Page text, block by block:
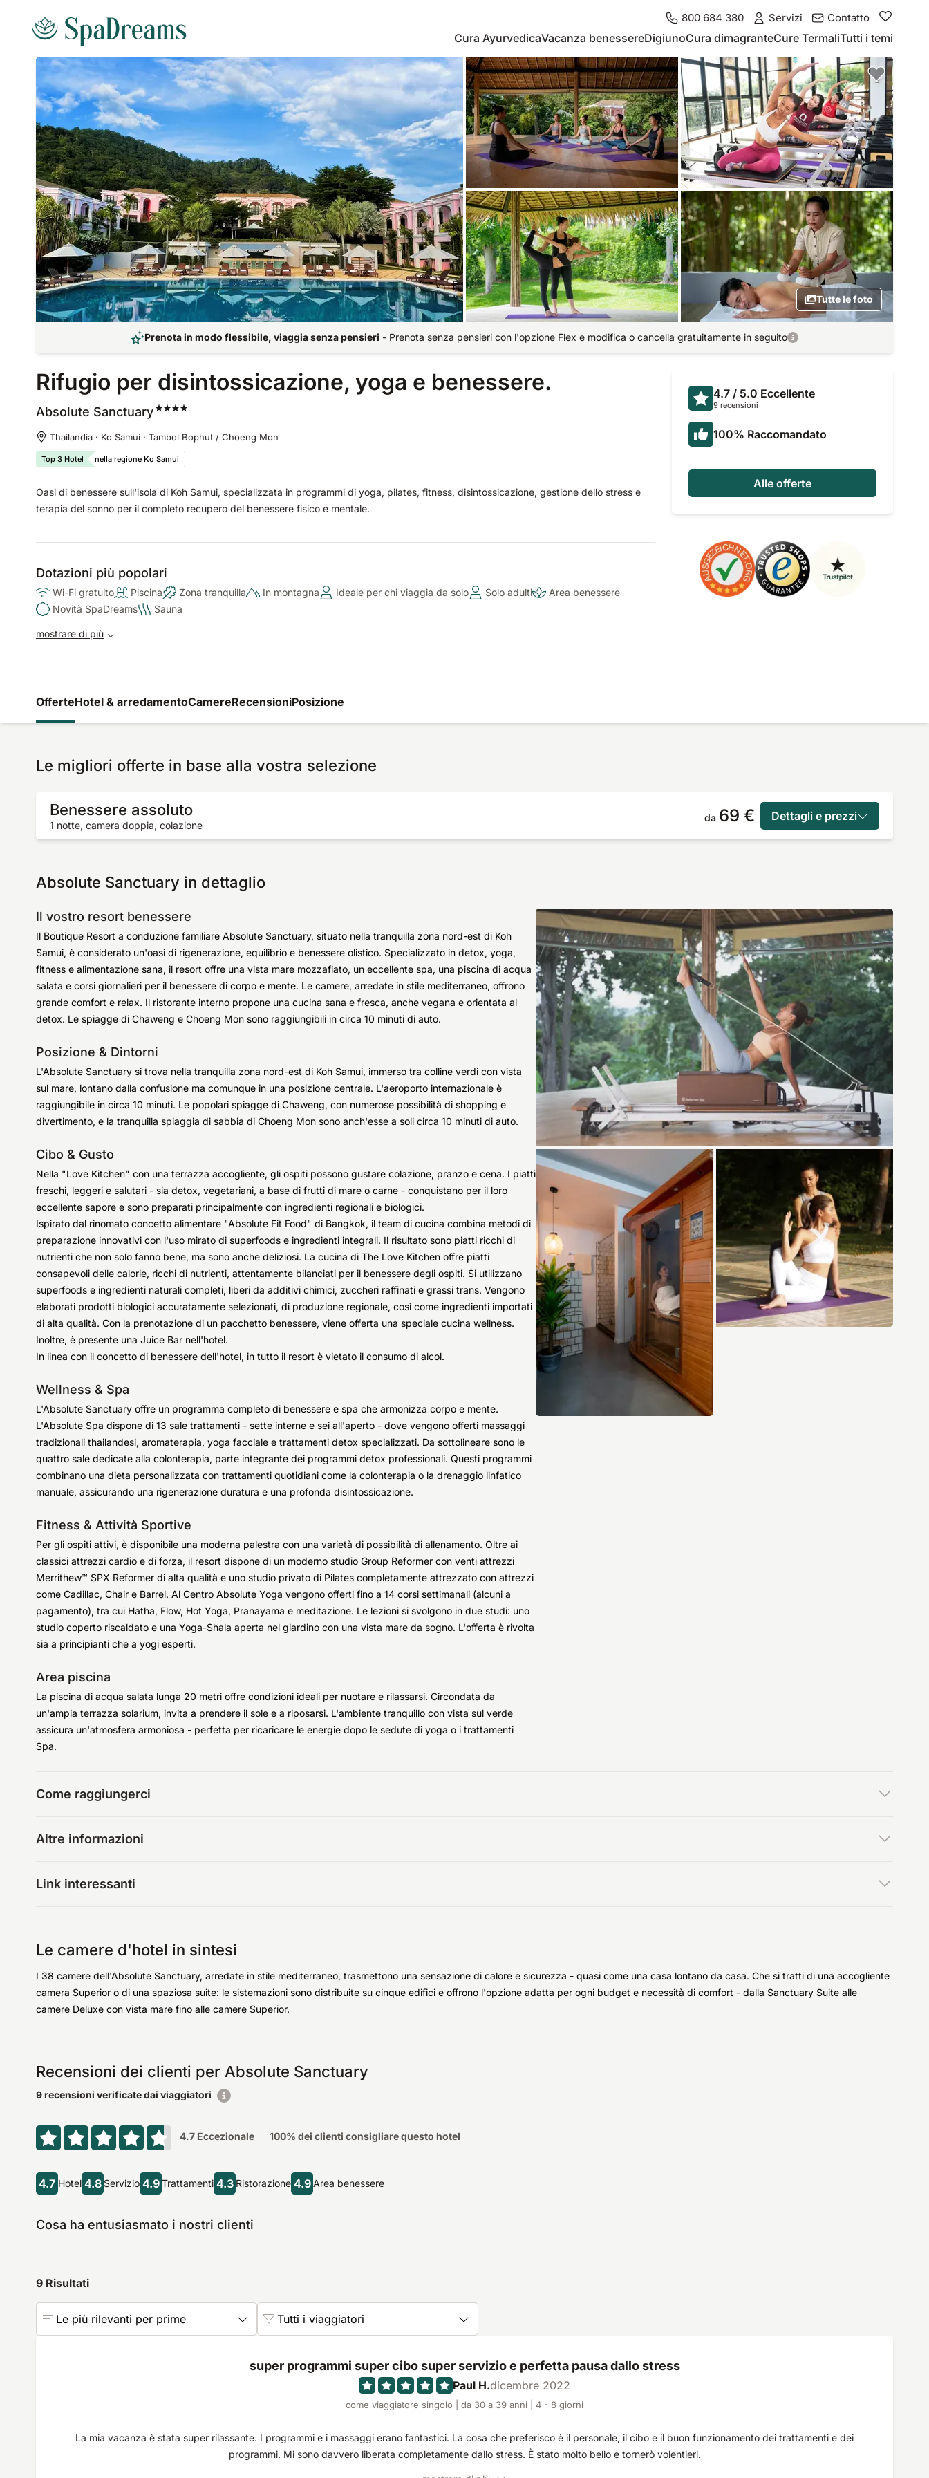
800 684 380 Servizi Contatto
Cura AyurvedicaVacanza benessereDigiunoCura dimagranteCure TermaliTutti i temi
Tutte le foto
Prenota in modo flessibile, viaggia senza pensieri - Prenota senza pensieri con l'opzione Flex e modifica o cancella gratuitamente in seguito
Rifugio per disintossicazione, yoga e benessere.
Absolute Sanctuary
Thailandia · Ko Samui · Tambol Bophut / Choeng Mon
Top 3 Hotel nella regione Ko Samui
4.7 / 5.0 Eccellente
9 recensioni
100% Raccomandato
Alle offerte
Oasi di benessere sull'isola di Koh Samui, specializzata in programmi di yoga, pilates, fitness, disintossicazione, gestione dello stress e
terapia del sonno per il completo recupero del benessere fisico e mentale.
Dotazioni più popolari
Wi-Fi gratuito Piscina Zona tranquilla In montagna Ideale per chi viaggia da solo Solo adulti
Area benessere
Novità SpaDreams
Sauna
mostrare di più
OfferteHotel & arredamentoCamereRecensioniPosizione
Le migliori offerte in base alla vostra selezione
Benessere assoluto
1 notte, camera doppia, colazione
da 69 € Dettagli e prezzi
Absolute Sanctuary in dettaglio
Il vostro resort benessere
Il Boutique Resort a conduzione familiare Absolute Sanctuary, situato nella tranquilla zona nord-est di Koh
Samui, è considerato un'oasi di rigenerazione, equilibrio e benessere olistico. Specializzato in detox, yoga,
fitness e alimentazione sana, il resort offre una vista mare mozzafiato, un eccellente spa, una piscina di acqua
salata e corsi giornalieri per il benessere di corpo e mente. Le camere, arredate in stile mediterraneo, offrono
grande comfort e relax. Il ristorante interno propone una cucina sana e fresca, anche vegana e orientata al
detox. Le spiagge di Chaweng e Choeng Mon sono raggiungibili in circa 10 minuti di auto.
Posizione & Dintorni
L'Absolute Sanctuary si trova nella tranquilla zona nord-est di Koh Samui, immerso tra colline verdi con vista
sul mare, lontano dalla confusione ma comunque in una posizione centrale. L'aeroporto internazionale è
raggiungibile in circa 10 minuti. Le popolari spiagge di Chaweng, con numerose possibilità di shopping e
divertimento, e la tranquilla spiaggia di sabbia di Choeng Mon sono anch'esse a soli circa 10 minuti di auto.
Cibo & Gusto
Nella "Love Kitchen" con una terrazza accogliente, gli ospiti possono gustare colazione, pranzo e cena. I piatti
freschi, leggeri e salutari - sia detox, vegetariani, a base di frutti di mare o carne - conquistano per il loro
eccellente sapore e sono preparati principalmente con ingredienti regionali e biologici.
Ispirato dal rinomato concetto alimentare "Absolute Fit Food" di Bangkok, il team di cucina combina metodi di
preparazione innovativi con l'uso mirato di superfoods e ingredienti integrali. Il risultato sono piatti ricchi di
nutrienti che non solo fanno bene, ma sono anche deliziosi. La cucina di The Love Kitchen offre piatti
consapevoli delle calorie, ricchi di nutrienti, attentamente bilanciati per il benessere degli ospiti. Si utilizzano
superfoods e ingredienti naturali completi, liberi da additivi chimici, zuccheri raffinati e grassi trans. Vengono
elaborati prodotti biologici accuratamente selezionati, di produzione regionale, così come ingredienti importati
di alta qualità. Con la prenotazione di un pacchetto benessere, viene offerta una speciale cucina wellness.
Inoltre, è presente una Juice Bar nell'hotel.
In linea con il concetto di benessere dell'hotel, in tutto il resort è vietato il consumo di alcol.
Wellness & Spa
L'Absolute Sanctuary offre un programma completo di benessere e spa che armonizza corpo e mente.
L'Absolute Spa dispone di 13 sale trattamenti - sette interne e sei all'aperto - dove vengono offerti massaggi
tradizionali thailandesi, aromaterapia, yoga facciale e trattamenti detox specializzati. Da sottolineare sono le
quattro sale dedicate alla colonterapia, parte integrante dei programmi detox professionali. Questi programmi
combinano una dieta personalizzata con trattamenti quotidiani come la colonterapia o la drenaggio linfatico
manuale, assicurando una rigenerazione duratura e una profonda disintossicazione.
Fitness & Attività Sportive
Per gli ospiti attivi, è disponibile una moderna palestra con una varietà di possibilità di allenamento. Oltre ai
classici attrezzi cardio e di forza, il resort dispone di un moderno studio Group Reformer con venti attrezzi
Merrithew™ SPX Reformer di alta qualità e uno studio privato di Pilates completamente attrezzato con attrezzi
come Cadillac, Chair e Barrel. Al Centro Absolute Yoga vengono offerti fino a 14 corsi settimanali (alcuni a
pagamento), tra cui Hatha, Flow, Hot Yoga, Pranayama e meditazione. Le lezioni si svolgono in due studi: uno
studio coperto riscaldato e una Yoga-Shala aperta nel giardino con una vista mare da sogno. L'offerta è rivolta
sia a principianti che a yogi esperti.
Area piscina
La piscina di acqua salata lunga 20 metri offre condizioni ideali per nuotare e rilassarsi. Circondata da
un'ampia terrazza solarium, invita a prendere il sole e a riposarsi. L'ambiente tranquillo con vista sul verde
assicura un'atmosfera armoniosa - perfetta per ricaricare le energie dopo le sedute di yoga o i trattamenti
Spa.
Come raggiungerci
Altre informazioni
Link interessanti
Le camere d'hotel in sintesi
I 38 camere dell'Absolute Sanctuary, arredate in stile mediterraneo, trasmettono una sensazione di calore e sicurezza - quasi come una casa lontano da casa. Che si tratti di una accogliente
camera Superior o di una spaziosa suite: le sistemazioni sono distribuite su cinque edifici e offrono l'opzione adatta per ogni budget e necessità di comfort - dalla Sanctuary Suite alle
camere Deluxe con vista mare fino alle camere Superior.
Recensioni dei clienti per Absolute Sanctuary
9 recensioni verificate dai viaggiatori
4.7 Eccezionale 100% dei clienti consigliare questo hotel
4.7 Hotel 4.8 Servizio 4.9 Trattamenti 4.3 Ristorazione 4.9 Area benessere
Cosa ha entusiasmato i nostri clienti
9 Risultati
Le più rilevanti per prime Tutti i viaggiatori
super programmi super cibo super servizio e perfetta pausa dallo stress
Paul H.dicembre 2022
come viaggiatore singolo | da 30 a 39 anni | 4 - 8 giorni
La mia vacanza è stata super rilassante. I programmi e i massaggi erano fantastici. La cosa che preferisco è il personale, il cibo e il buon funzionamento dei trattamenti e dei
programmi. Mi sono davvero liberata completamente dallo stress. È stato molto bello e tornerò volentieri.